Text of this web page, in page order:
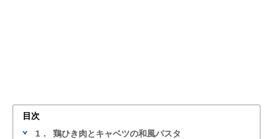
目次
1．
鶏ひき肉とキャベツの和風パスタ